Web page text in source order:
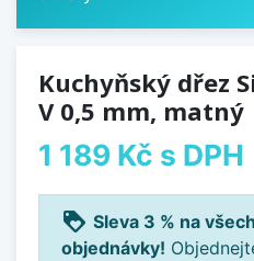
Kuchyňský dřez
V 0,5 mm, matný
1 189 Kč s DPH
loyalty Sleva 3 % na
objednávky!